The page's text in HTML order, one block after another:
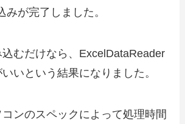
みが完了しました。
むだけなら、ExcelDataReader
いという結果になりました。
ンのスペックによって処理時間